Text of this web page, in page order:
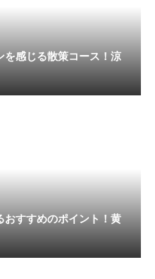
を感じる散策コース！涼
おすすめのポイント！黄